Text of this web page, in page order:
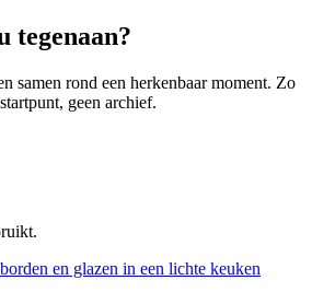
tegenaan?
samen rond een herkenbaar moment. Zo
geen archief.